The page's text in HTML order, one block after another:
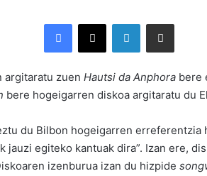
argitaratu zuen Hautsi da Anphora bere
bere hogeigarren diskoa argitaratu du
du Bilbon hogeigarren erreferentzia
jauzi egiteko kantuak dira”. Izan ere,
izenburua izan du hizpide